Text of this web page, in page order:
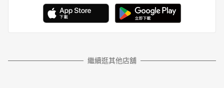
繼續逛其他店舖